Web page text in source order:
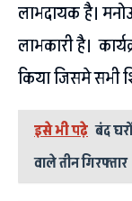
लाभदायक है।
लाभकारी है।
किया जिसमे सभी
इसे भी पढ़े बंद
वाले तीन गिरफ्तार